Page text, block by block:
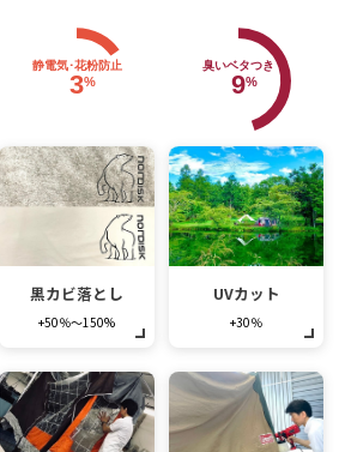
静電気･花粉防止
3%
臭いベタつき
9%
黒カビ落とし
+50％～150%
UVカット
+30％